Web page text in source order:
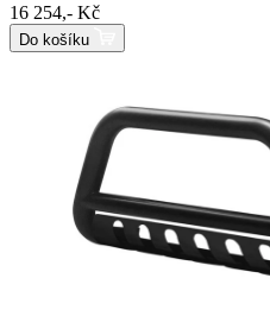
16 254,- Kč
Do košíku